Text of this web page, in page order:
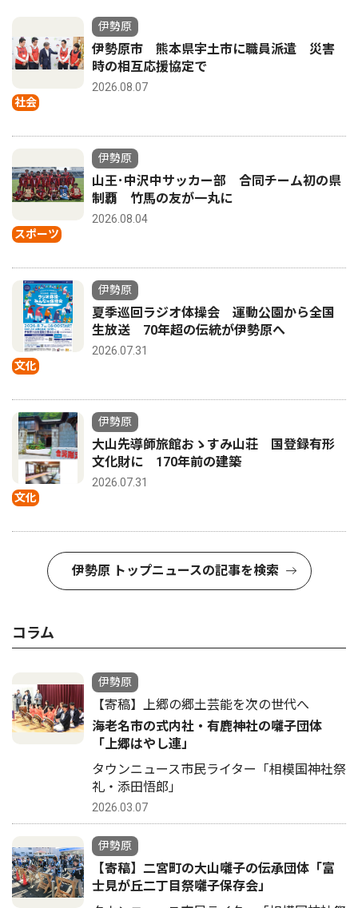
社会
伊勢原
伊勢原市 熊本県宇土市に職員派遣 災害
時の相互応援協定で
2026.08.07
スポーツ
伊勢原
山王･中沢中サッカー部 合同チーム初の県
制覇 竹馬の友が一丸に
2026.08.04
文化
伊勢原
夏季巡回ラジオ体操会 運動公園から全国
生放送 70年超の伝統が伊勢原へ
2026.07.31
文化
伊勢原
大山先導師旅館おゝすみ山荘 国登録有形
文化財に 170年前の建築
2026.07.31
伊勢原 トップニュースの記事を検索
コラム
伊勢原
【寄稿】上郷の郷土芸能を次の世代へ
海老名市の式内社・有鹿神社の囃子団体
「上郷はやし連」
タウンニュース市民ライター「相模国神社祭
礼・添田悟郎」
2026.03.07
伊勢原
【寄稿】二宮町の大山囃子の伝承団体「富
士見が丘二丁目祭囃子保存会」